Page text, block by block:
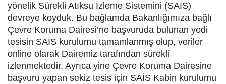
yönelik Sürekli Atıksu İzleme Sistemini (SAİS)
devreye koyduk. Bu bağlamda Bakanlığımıza bağlı
Çevre Koruma Dairesi’ne başvuruda bulunan yedi
tesisin SAİS kurulumu tamamlanmış olup, veriler
online olarak Dairemiz tarafından sürekli
izlenmektedir. Ayrıca yine Çevre Koruma Dairesine
başvuru yapan sekiz tesis için SAİS Kabin kurulumu